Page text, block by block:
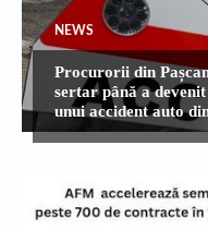
NEWS
Procurorii din
sertar până a
unui accident auto